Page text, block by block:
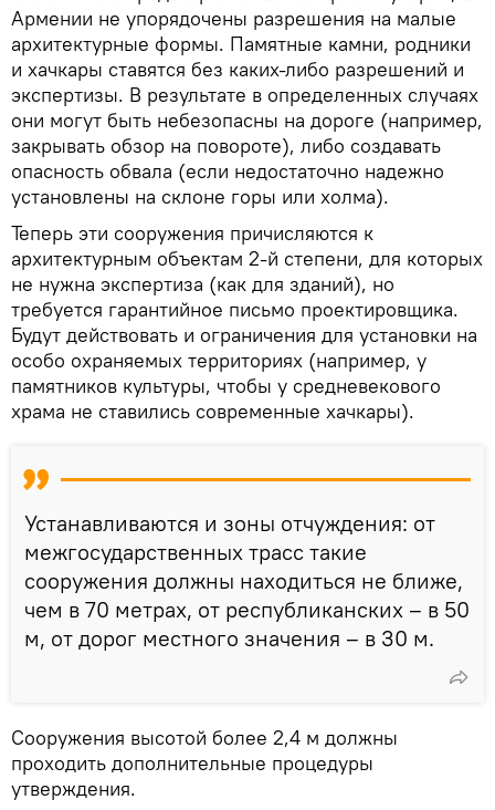
Армении не упорядочены разрешения на малые
архитектурные формы. Памятные камни, родники
и хачкары ставятся без каких-либо разрешений и
экспертизы. В результате в определенных случаях
они могут быть небезопасны на дороге (например,
закрывать обзор на повороте), либо создавать
опасность обвала (если недостаточно надежно
установлены на склоне горы или холма).
Теперь эти сооружения причисляются к
архитектурным объектам 2-й степени, для которых
не нужна экспертиза (как для зданий), но
требуется гарантийное письмо проектировщика.
Будут действовать и ограничения для установки на
особо охраняемых территориях (например, у
памятников культуры, чтобы у средневекового
храма не ставились современные хачкары).
Устанавливаются и зоны отчуждения: от
межгосударственных трасс такие
сооружения должны находиться не ближе,
чем в 70 метрах, от республиканских – в 50
м, от дорог местного значения – в 30 м.
Сооружения высотой более 2,4 м должны
проходить дополнительные процедуры
утверждения.